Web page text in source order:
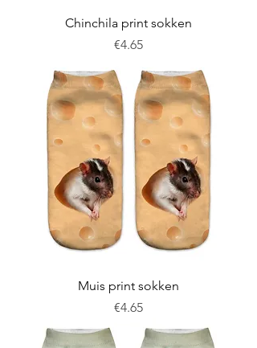
Chinchila print sokken
Price
€4.65
Muis print sokken
Price
€4.65